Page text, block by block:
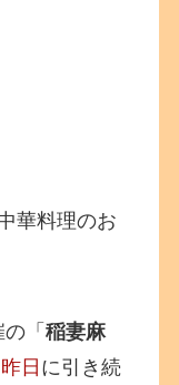
華料理のお
の「稲妻麻
昨日 に引き続